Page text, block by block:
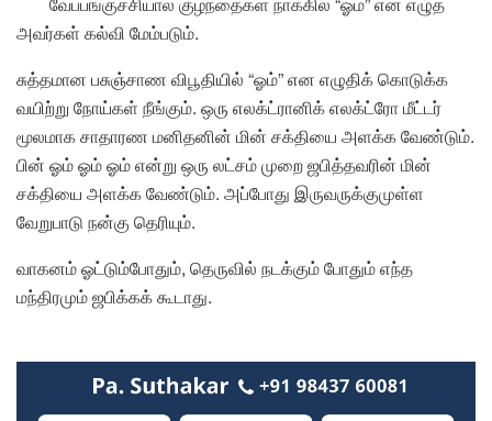
அவர்கள் கல்வி மேம்படும்.
சுத்தமான பசுஞ்சாண விபூதியில் “ஓம்” என எழுதிக் கொடுக்க
வயிற்று நோய்கள் நீங்கும். ஒரு எலக்ட்ரானிக் எலக்ட்ரோ மீட்டர்
மூலமாக சாதாரண மனிதனின் மின் சக்தியை அளக்க வேண்டும்.
பின் ஓம் ஓம் ஓம் என்று ஒரு லட்சம் முறை ஜபித்தவரின் மின்
சக்தியை அளக்க வேண்டும். அப்போது இருவருக்குமுள்ள
வேறுபாடு நன்கு தெரியும்.
வாகனம் ஓட்டும்போதும், தெருவில் நடக்கும் போதும் எந்த
மந்திரமும் ஜபிக்கக் கூடாது.